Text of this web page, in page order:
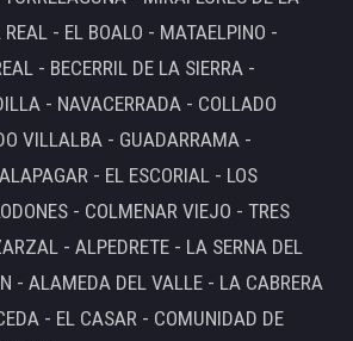
REAL - EL BOALO - MATAELPINO -
- BECERRIL DE LA SIERRA -
- NAVACERRADA - COLLADO
VILLALBA - GUADARRAMA -
- EL ESCORIAL - LOS
- COLMENAR VIEJO - TRES
- ALPEDRETE - LA SERNA DEL
- ALAMEDA DEL VALLE - LA CABRERA
- EL CASAR - COMUNIDAD DE